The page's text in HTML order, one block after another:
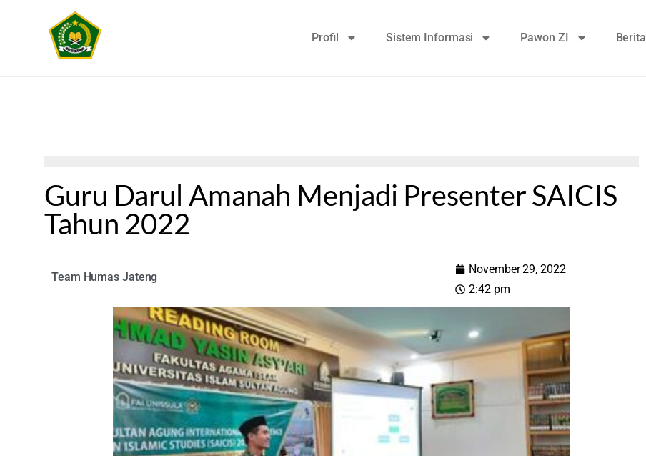
Profil Sistem Informasi Pawon ZI Berita
Guru Darul Amanah Menjadi Presenter SAICIS
Tahun 2022
Team Humas Jateng
November 29, 2022
2:42 pm